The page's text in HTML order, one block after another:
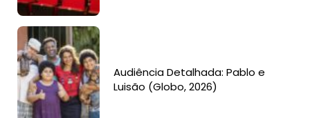
Audiência Detalhada: Pablo e
Luisão (Globo, 2026)